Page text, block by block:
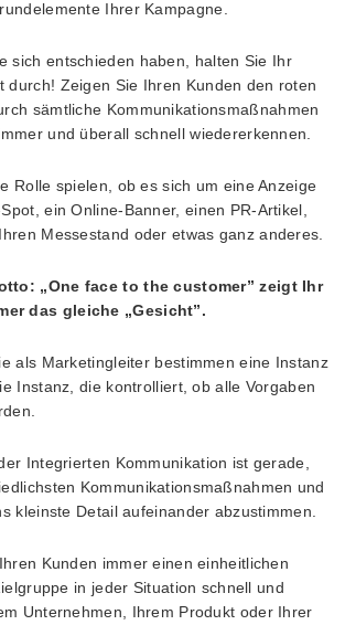
Ihrer Kampagne.
sich entschieden haben, halten Sie Ihr
durch! Zeigen Sie Ihren Kunden den roten
sämtliche Kommunikationsmaßnahmen
und überall schnell wiedererkennen.
Rolle spielen, ob es sich um eine Anzeige
ein Online-Banner, einen PR-Artikel,
Messestand oder etwas ganz anderes.
„One face to the customer” zeigt Ihr
das gleiche „Gesicht”.
als Marketingleiter bestimmen eine Instanz
Instanz, die kontrolliert, ob alle Vorgaben
Integrierten Kommunikation ist gerade,
Kommunikationsmaßnahmen und
kleinste Detail aufeinander abzustimmen.
Kunden immer einen einheitlichen
in jeder Situation schnell und
Unternehmen, Ihrem Produkt oder Ihrer